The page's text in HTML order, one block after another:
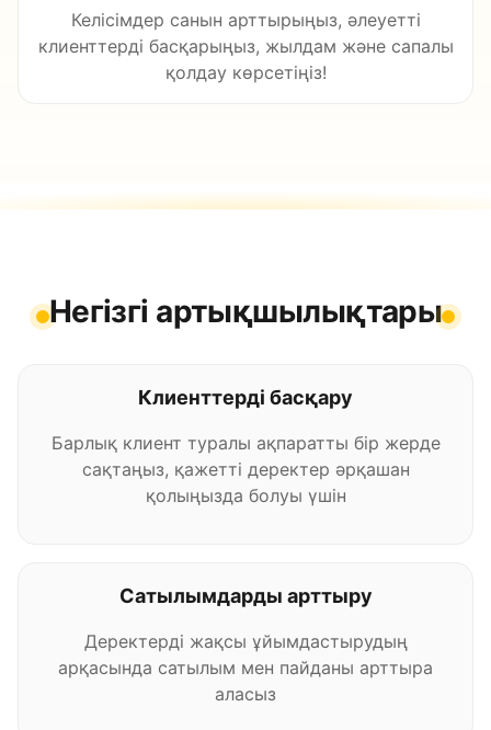
Келісімдер санын арттырыңыз, әлеуетті
клиенттерді басқарыңыз, жылдам және сапалы
қолдау көрсетіңіз!
Негізгі артықшылықтары
Клиенттерді басқару
Барлық клиент туралы ақпаратты бір жерде
сақтаңыз, қажетті деректер әрқашан
қолыңызда болуы үшін
Сатылымдарды арттыру
Деректерді жақсы ұйымдастырудың
арқасында сатылым мен пайданы арттыра
аласыз